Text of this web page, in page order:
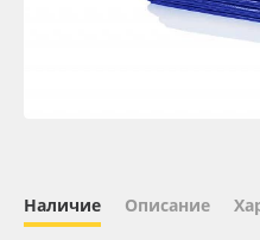
ПЭТ листовой
Наличие Описание